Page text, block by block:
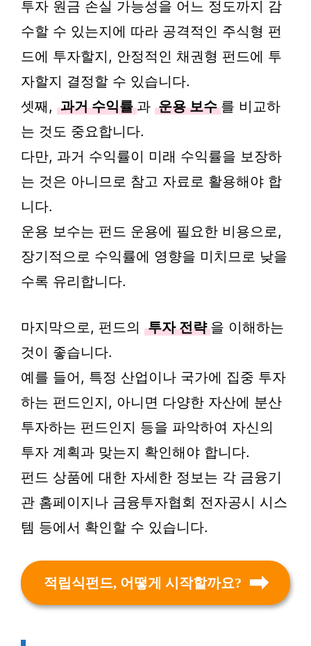
투자 원금 손실 가능성을 어느 정도까지 감
수할 수 있는지에 따라 공격적인 주식형 펀
드에 투자할지, 안정적인 채권형 펀드에 투
자할지 결정할 수 있습니다.
셋째, 과거 수익률 과 운용 보수 를 비교하
는 것도 중요합니다.
다만, 과거 수익률이 미래 수익률을 보장하
는 것은 아니므로 참고 자료로 활용해야 합
니다.
운용 보수는 펀드 운용에 필요한 비용으로,
장기적으로 수익률에 영향을 미치므로 낮을
수록 유리합니다.
마지막으로, 펀드의 투자 전략 을 이해하는
것이 좋습니다.
예를 들어, 특정 산업이나 국가에 집중 투자
하는 펀드인지, 아니면 다양한 자산에 분산
투자하는 펀드인지 등을 파악하여 자신의
투자 계획과 맞는지 확인해야 합니다.
펀드 상품에 대한 자세한 정보는 각 금융기
관 홈페이지나 금융투자협회 전자공시 시스
템 등에서 확인할 수 있습니다.
적립식펀드, 어떻게 시작할까요?